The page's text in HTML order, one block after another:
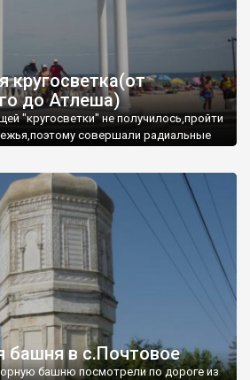
кругосветка(от
до Атлеша)
"кругосветки" не получилось,пройти
совершали радиальные
башня в с.Почтовое
башню посмотрели по дороге из